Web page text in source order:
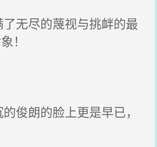
无尽的蔑视与挑衅的最
！
俊朗的脸上更是早已，